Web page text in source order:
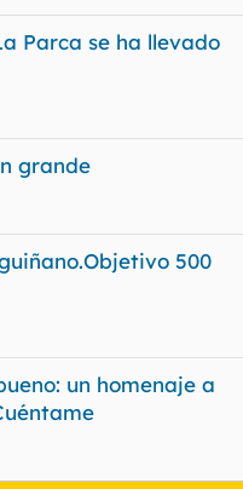
d
o
s
Parca se ha llevado
grande
500
un homenaje a